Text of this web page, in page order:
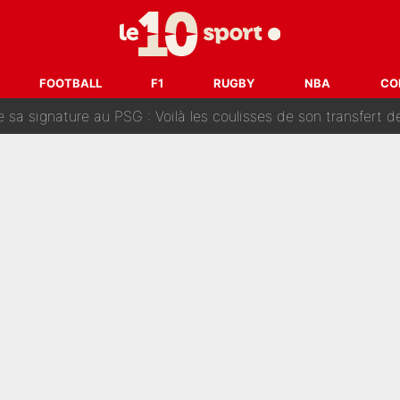
FOOTBALL F1 RUGBY NBA
: Le PSG a dit non au transfert qui bat tous les records sur
ravages à Marseille : L’OM a placé 12 joueurs sur le marché des
sa signature au PSG : Voilà les coulisses de son transfert